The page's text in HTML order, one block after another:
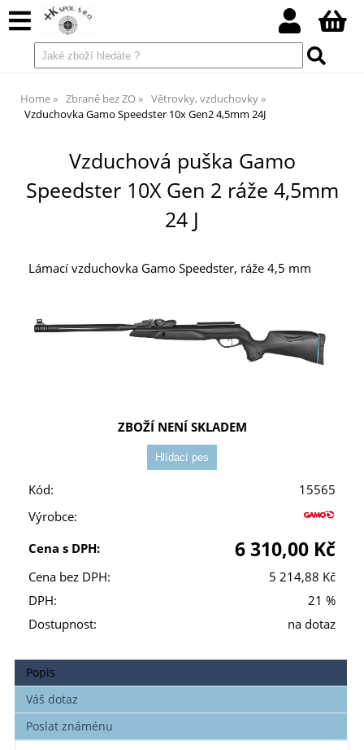
Home Zbraně bez ZO
Větrovky, vzduchovky
Vzduchovka Gamo Speedster 10x Gen2 4,5mm 24J
Vzduchová puška Gamo
Speedster 10X Gen 2 ráže 4,5mm
24 J
Lámací vzduchovka Gamo Speedster, ráže 4,5 mm
ZBOŽÍ NENÍ SKLADEM
Kód:
15565
Výrobce:
Cena s DPH:
6 310,00 Kč
Cena bez DPH:
5 214,88 Kč
DPH:
21 %
Dostupnost:
na dotaz
Popis
Váš dotaz
Poslat známénu